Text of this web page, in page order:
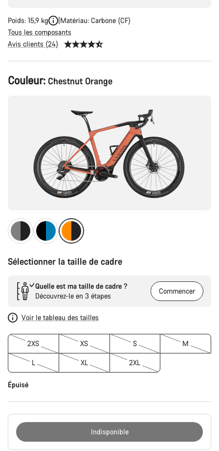
Poids: 15,9 kg
Matériau: Carbone (CF)
Tous les composants
Avis clients (24)
Configuration
du
Couleur: Chestnut Orange
Sélectionner la taille de cadre
Quelle est ma taille de cadre ?
Découvrez-le en 3 étapes
Commencer
Voir le tableau des tailles
2XS XS S M
L XL 2XL
Épuisé
Indisponible